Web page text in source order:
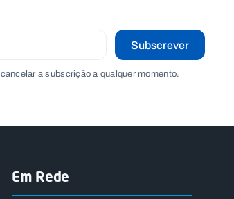
a subscrição a qualquer momento.
Subscrever
Em Rede